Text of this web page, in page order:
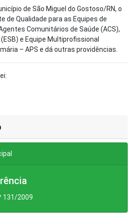
de São Miguel do Gostoso/RN, o
de Qualidade para as Equipes de
Comunitários de Saúde (ACS),
e Equipe Multiprofissional
– APS e dá outras providências.
131/2009